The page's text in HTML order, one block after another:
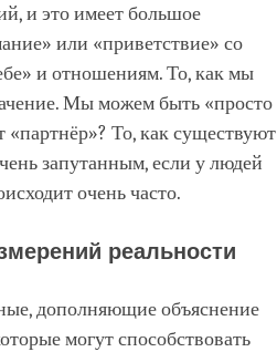
и это имеет большое
или «приветствие» со
и отношениям. То, как мы
Мы можем быть «просто
То, как существуют
запутанным, если у людей
очень часто.
реальности
дополняющие объяснение
могут способствовать